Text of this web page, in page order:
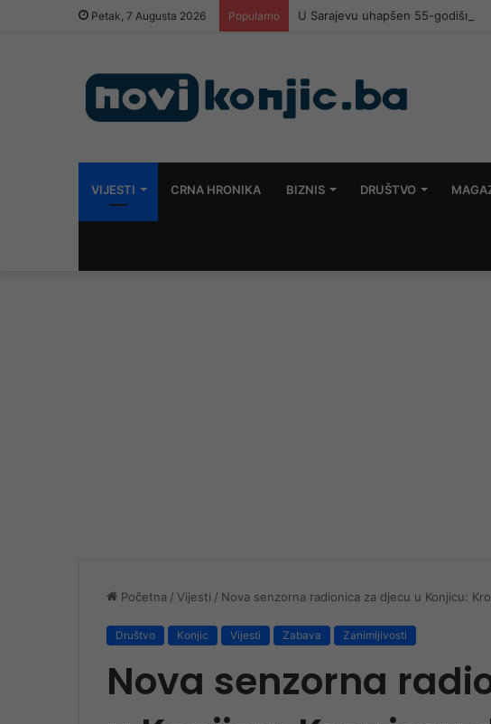
Petak, 7 Augusta 2026 Popularno U Sarajevu uhapšen 55-
VIJESTI CRNA HRONIKA BIZNIS DRUŠTVO
Početna / Vijesti / Nova senzorna radionica za djecu u Konjicu:
Društvo Konjic Vijesti Zabava Zanimljivosti
Nova senzorna